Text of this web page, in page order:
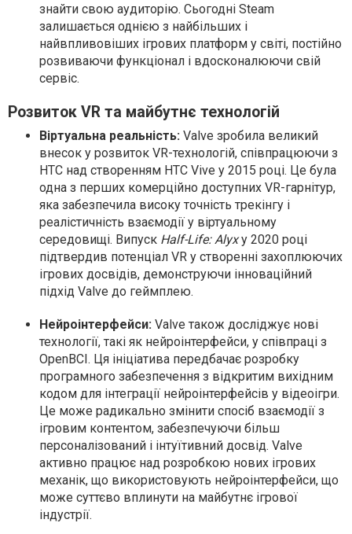
знайти свою аудиторію. Сьогодні Steam
залишається однією з найбільших і
найвпливовіших ігрових платформ у світі, постійно
розвиваючи функціонал і вдосконалюючи свій
сервіс.
Розвиток VR та майбутнє технологій
Віртуальна реальність: Valve зробила великий
внесок у розвиток VR-технологій, співпрацюючи з
HTC над створенням HTC Vive у 2015 році. Це була
одна з перших комерційно доступних VR-гарнітур,
яка забезпечила високу точність трекінгу і
реалістичність взаємодії у віртуальному
середовищі. Випуск Half-Life: Alyxу 2020 році
підтвердив потенціал VR у створенні захоплюючих
ігрових досвідів, демонструючи інноваційний
підхід Valve до геймплею.
Нейроінтерфейси: Valve також досліджує нові
технології, такі як нейроінтерфейси, у співпраці з
OpenBCI. Ця ініціатива передбачає розробку
програмного забезпечення з відкритим вихідним
кодом для інтеграції нейроінтерфейсів у відеоігри.
Це може радикально змінити спосіб взаємодії з
ігровим контентом, забезпечуючи більш
персоналізований і інтуїтивний досвід. Valve
активно працює над розробкою нових ігрових
механік, що використовують нейроінтерфейси, що
може суттєво вплинути на майбутнє ігрової
індустрії.